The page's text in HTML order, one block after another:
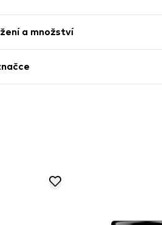
a množství